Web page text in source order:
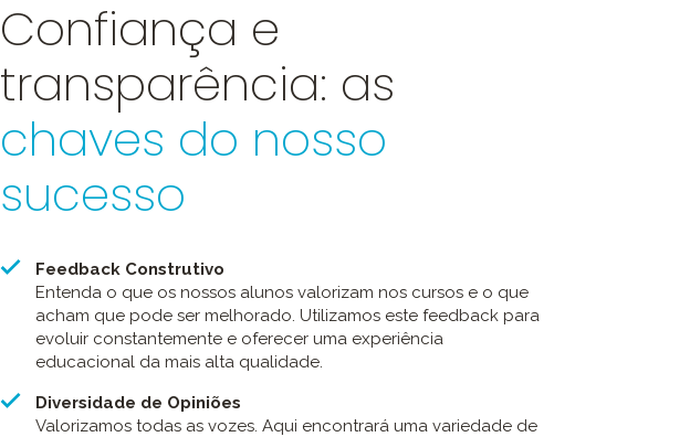
Confiança e
transparência: as
chaves do nosso
sucesso
Feedback Construtivo
Entenda o que os nossos alunos valorizam nos cursos e o que
acham que pode ser melhorado. Utilizamos este feedback para
evoluir constantemente e oferecer uma experiência
educacional da mais alta qualidade.
Diversidade de Opiniões
Valorizamos todas as vozes. Aqui encontrará uma variedade de